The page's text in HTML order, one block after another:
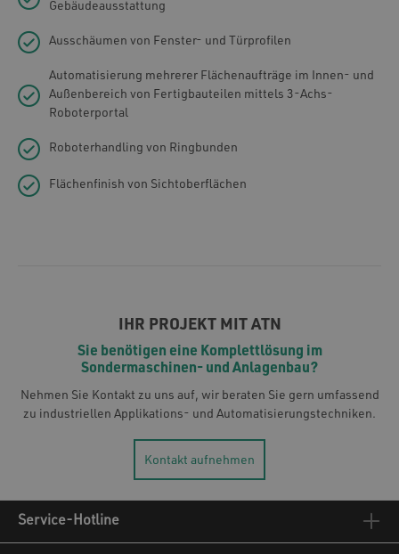
Gebäudeausstattung
Ausschäumen von Fenster- und Türprofilen
Automatisierung mehrerer Flächenaufträge im Innen- und
Außenbereich von Fertigbauteilen mittels 3-Achs-
Roboterportal
Roboterhandling von Ringbunden
Flächenfinish von Sichtoberflächen
IHR PROJEKT MIT ATN
Sie benötigen eine Komplettlösung im
Sondermaschinen- und Anlagenbau?
Nehmen Sie Kontakt zu uns auf, wir beraten Sie gern umfassend
zu industriellen Applikations- und Automatisierungstechniken.
Kontakt aufnehmen
Service-Hotline